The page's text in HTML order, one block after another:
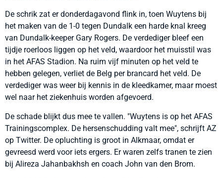
De schrik zat er donderdagavond flink in, toen Wuytens bij
het maken van de 1-0 tegen Dundalk een harde knal kreeg
van Dundalk-keeper Gary Rogers. De verdediger bleef een
tijdje roerloos liggen op het veld, waardoor het muisstil was
in het AFAS Stadion. Na ruim vijf minuten op het veld te
hebben gelegen, verliet de Belg per brancard het veld. De
verdediger was weer bij kennis in de kleedkamer, maar moest
wel naar het ziekenhuis worden afgevoerd.
De schade blijkt dus mee te vallen. "Wuytens is op het AFAS
Trainingscomplex. De hersenschudding valt mee", schrijft AZ
op Twitter. De opluchting is groot in Alkmaar, omdat er
gevreesd werd voor iets ergers. Er waren zelfs tranen te zien
bij Alireza Jahanbakhsh en coach John van den Brom.